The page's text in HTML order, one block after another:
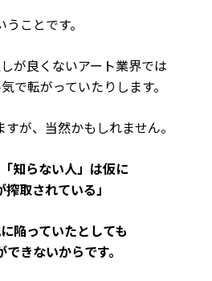
うことです。
が良くないアート業界では
で転がっていたりします。
が、当然かもしれません。
「知らない人」は仮に
搾取されている」
陥っていたとしても
きないからです。